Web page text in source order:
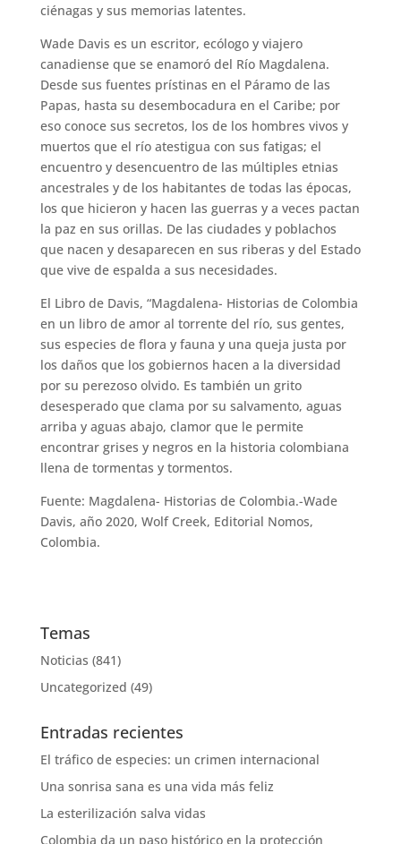
ciénagas y sus memorias latentes.
Wade Davis es un escritor, ecólogo y viajero
canadiense que se enamoró del Río Magdalena.
Desde sus fuentes prístinas en el Páramo de las
Papas, hasta su desembocadura en el Caribe; por
eso conoce sus secretos, los de los hombres vivos y
muertos que el río atestigua con sus fatigas; el
encuentro y desencuentro de las múltiples etnias
ancestrales y de los habitantes de todas las épocas,
los que hicieron y hacen las guerras y a veces pactan
la paz en sus orillas. De las ciudades y poblachos
que nacen y desaparecen en sus riberas y del Estado
que vive de espalda a sus necesidades.
El Libro de Davis, “Magdalena- Historias de Colombia
en un libro de amor al torrente del río, sus gentes,
sus especies de flora y fauna y una queja justa por
los daños que los gobiernos hacen a la diversidad
por su perezoso olvido. Es también un grito
desesperado que clama por su salvamento, aguas
arriba y aguas abajo, clamor que le permite
encontrar grises y negros en la historia colombiana
llena de tormentas y tormentos.
Fuente: Magdalena- Historias de Colombia.-Wade
Davis, año 2020, Wolf Creek, Editorial Nomos,
Colombia.
Temas
Noticias (841)
Uncategorized (49)
Entradas recientes
El tráfico de especies: un crimen internacional
Una sonrisa sana es una vida más feliz
La esterilización salva vidas
Colombia da un paso histórico en la protección